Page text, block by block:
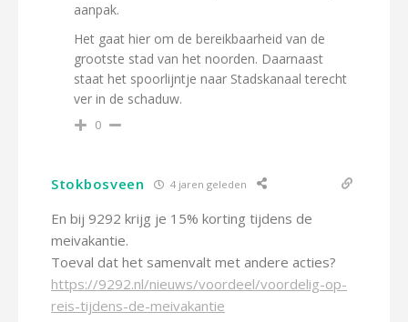
aanpak.
Het gaat hier om de bereikbaarheid van de
grootste stad van het noorden. Daarnaast
staat het spoorlijntje naar Stadskanaal terecht
ver in de schaduw.
0
Stokbosveen 4 jaren geleden
En bij 9292 krijg je 15% korting tijdens de
meivakantie.
Toeval dat het samenvalt met andere acties?
https://9292.nl/nieuws/voordeel/voordelig-op-
reis-tijdens-de-meivakantie